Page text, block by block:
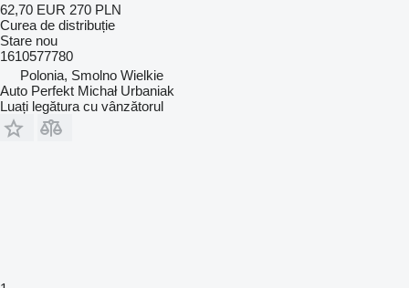
62,70 EUR 270 PLN
Curea de distribuție
Stare nou
1610577780
Polonia, Smolno Wielkie
Auto Perfekt Michał Urbaniak
Luați legătura cu vânzătorul